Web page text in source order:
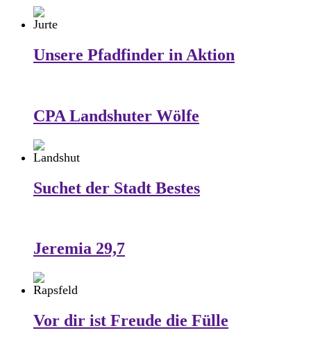
Unsere Pfadfinder in Aktion
CPA Landshuter Wölfe
Suchet der Stadt Bestes
Jeremia 29,7
Vor dir ist Freude die Fülle